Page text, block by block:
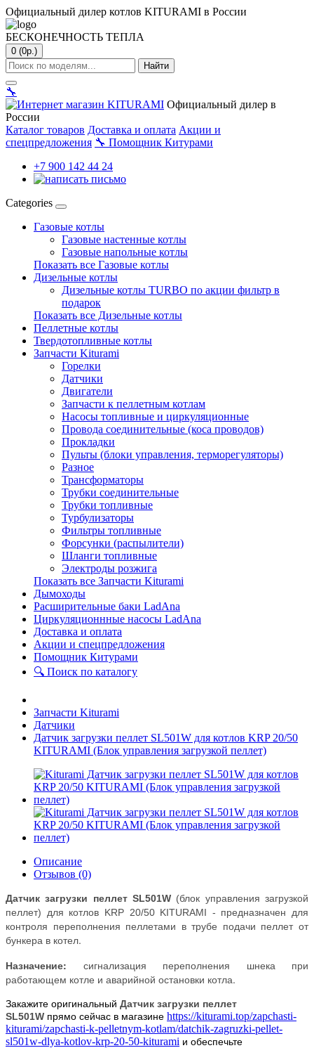
Официальный дилер котлов KITURAMI в России
БЕСКОНЕЧНОСТЬ ТЕПЛА
0 (0р.)
Найти
🔧
Официальный дилер в
России
Каталог товаров Доставка и оплата Акции и
спецпредложения 🔧 Помощник Китурами
+7 900 142 44 24
Categories
Газовые котлы
Газовые настенные котлы
Газовые напольные котлы
Показать все Газовые котлы
Дизельные котлы
Дизельные котлы TURBO по акции фильтр в
подарок
Показать все Дизельные котлы
Пеллетные котлы
Твердотопливные котлы
Запчасти Kiturami
Горелки
Датчики
Двигатели
Запчасти к пеллетным котлам
Насосы топливные и циркуляционные
Провода соединительные (коса проводов)
Прокладки
Пульты (блоки управления, терморегуляторы)
Разное
Трансформаторы
Трубки соединительные
Трубки топливные
Турбулизаторы
Фильтры топливные
Форсунки (распылители)
Шланги топливные
Электроды розжига
Показать все Запчасти Kiturami
Дымоходы
Расширительные баки LadAna
Циркуляционнные насосы LadAna
Доставка и оплата
Акции и спецпредложения
Помощник Китурами
🔍 Поиск по каталогу
Запчасти Kiturami
Датчики
Датчик загрузки пеллет SL501W для котлов KRP 20/50
KITURAMI (Блок управления загрузкой пеллет)
Описание
Отзывов (0)
Датчик загрузки пеллет SL501W (блок управления загрузкой
пеллет) для котлов KRP 20/50 KITURAMI - предназначен для
контроля переполнения пеллетами в трубе подачи пеллет от
бункера в котел.
Назначение: сигнализация переполнения шнека при
работающем котле и аварийной остановки котла.
Закажите оригинальный Датчик загрузки пеллет
SL501W прямо сейчас в магазине https://kiturami.top/zapchasti-
kiturami/zapchasti-k-pelletnym-kotlam/datchik-zagruzki-pellet-
sl501w-dlya-kotlov-krp-20-50-kiturami и обеспечьте